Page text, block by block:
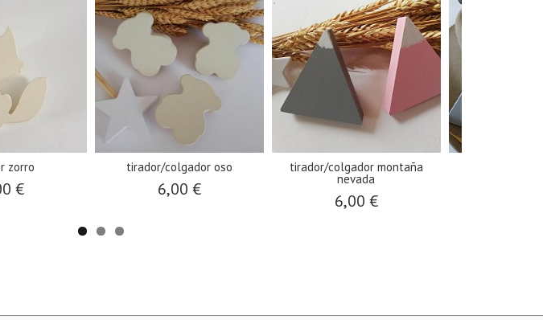
zorro
€
tirador/colgador oso
6,00 €
tirador/colgador montaña
nevada
6,00 €